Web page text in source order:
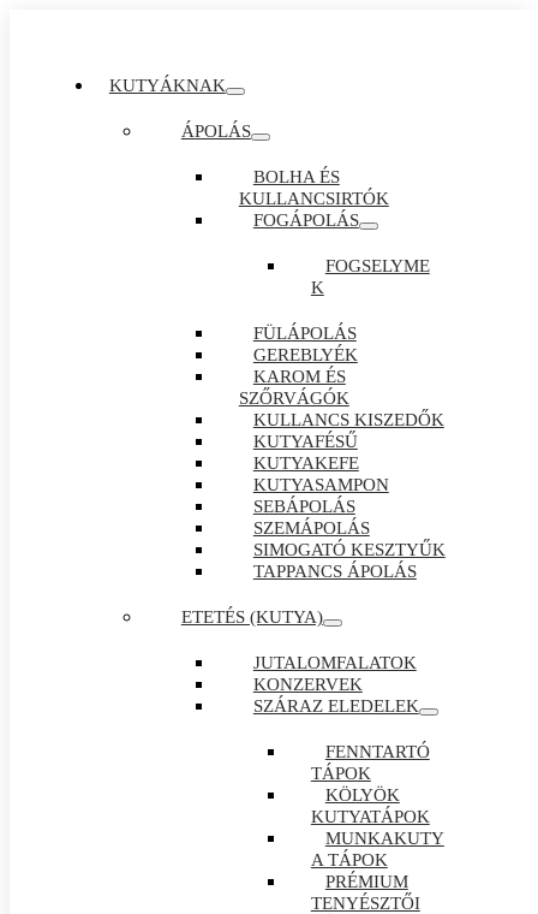
KUTYÁKNAK
ÁPOLÁS
BOLHA ÉS
KULLANCSIRTÓK
FOGÁPOLÁS
FOGSELYME
K
FÜLÁPOLÁS
GEREBLYÉK
KAROM ÉS
SZŐRVÁGÓK
KULLANCS KISZEDŐK
KUTYAFÉSŰ
KUTYAKEFE
KUTYASAMPON
SEBÁPOLÁS
SZEMÁPOLÁS
SIMOGATÓ KESZTYŰK
TAPPANCS ÁPOLÁS
ETETÉS (KUTYA)
JUTALOMFALATOK
KONZERVEK
SZÁRAZ ELEDELEK
FENNTARTÓ
TÁPOK
KÖLYÖK
KUTYATÁPOK
MUNKAKUTY
A TÁPOK
PRÉMIUM
TENYÉSZTŐI